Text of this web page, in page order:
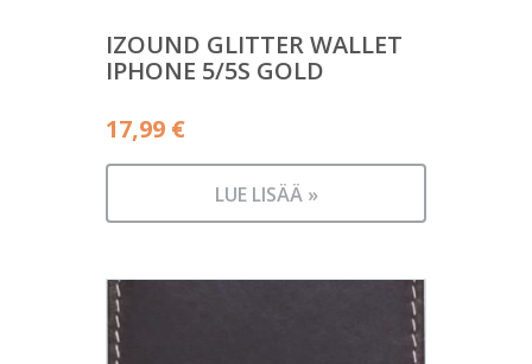
IZOUND GLITTER WALLET
IPHONE 5/5S GOLD
17,99 €
LUE LISÄÄ »